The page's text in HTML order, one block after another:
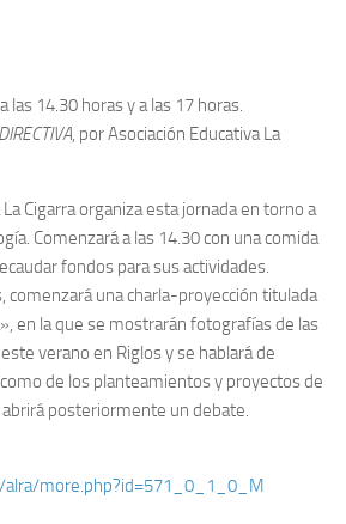
las 14.30 horas y a las 17 horas.
, por Asociación Educativa La
Cigarra organiza esta jornada en torno a
Comenzará a las 14.30 con una comida
fondos para sus actividades.
comenzará una charla-proyección titulada
en la que se mostrarán fotografías de las
verano en Riglos y se hablará de
de los planteamientos y proyectos de
abrirá posteriormente un debate.
alra/more.php?id=571_0_1_0_M